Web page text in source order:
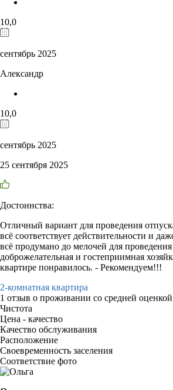
10,0
сентябрь 2025
Александр
10,0
сентябрь 2025
25 сентября 2025
Достоинства:
Отличный вариант для проведения
всё соответствует действительности и
всё продумано до мелочей для
доброжелательная и гостеприимная
квартире понравилось. - Рекомендуем!!!
2-комнатная квартира
1 отзыв о проживании со средней оценкой
Чистота
Цена - качество
Качество обслуживания
Расположение
Своевременность заселения
Соответствие фото